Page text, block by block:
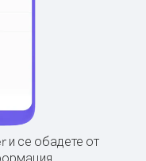
и се обадете от